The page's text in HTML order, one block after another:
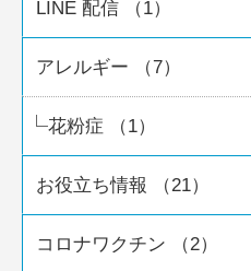
LINE 配信 （1）
アレルギー （7）
花粉症 （1）
お役立ち情報 （21）
コロナワクチン （2）